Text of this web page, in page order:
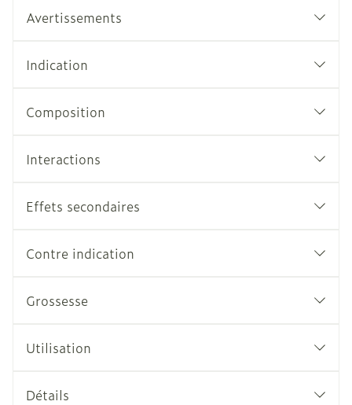
Avertissements
Indication
Composition
Interactions
Effets secondaires
Contre indication
Grossesse
Utilisation
Détails